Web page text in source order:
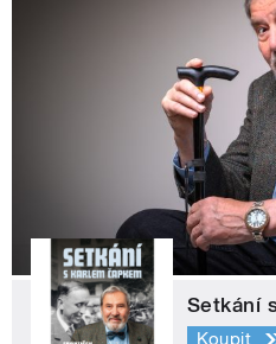
Setkání
Koupit